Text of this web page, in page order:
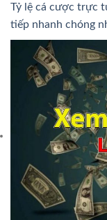
Tỷ lệ cá cược trực
tiếp nhanh chóng